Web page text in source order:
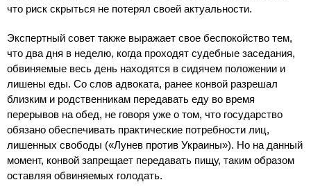
что риск скрыться не потерял своей актуальности.
Экспертный совет также выражает свое беспокойство тем,
что два дня в неделю, когда проходят судебные заседания,
обвиняемые весь день находятся в сидячем положении и
лишены еды. Со слов адвоката, ранее конвой разрешал
близким и родственникам передавать еду во время
перерывов на обед, не говоря уже о том, что государство
обязано обеспечивать практические потребности лиц,
лишенных свободы («Лунев против Украины»). Но на данный
момент, конвой запрещает передавать пищу, таким образом
оставляя обвиняемых голодать.